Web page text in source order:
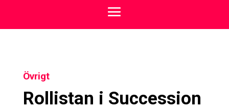
Övrigt
Rollistan i Succession